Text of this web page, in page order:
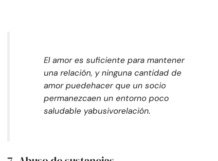
El amor es suficiente para mantener
una relación, y ninguna cantidad de
amor puedehacer que un socio
permanezcaen un entorno poco
saludable yabusivorelación.